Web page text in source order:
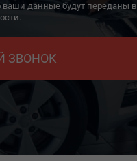
ваши данные будут переданы в
ЗВОНОК